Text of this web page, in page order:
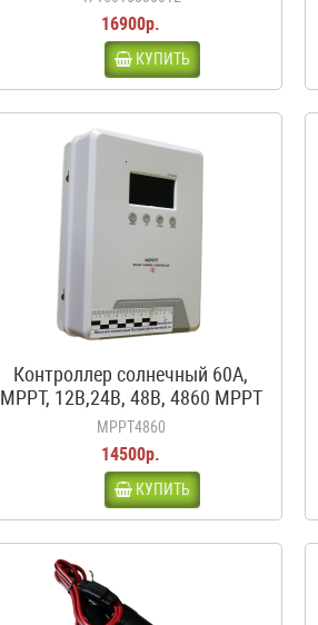
16900р.
КУПИТЬ
Контроллер солнечный 60А,
MPPT, 12В,24В, 48В, 4860 MPPT
белый
MPPT4860
14500р.
КУПИТЬ